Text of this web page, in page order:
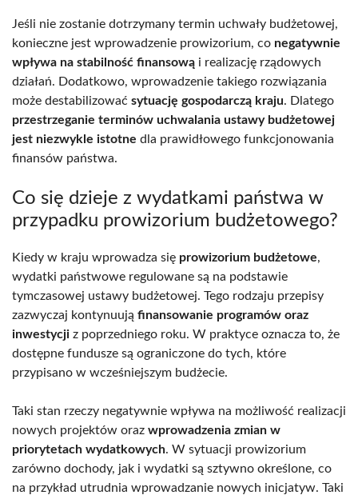
Jeśli nie zostanie dotrzymany termin uchwały budżetowej,
konieczne jest wprowadzenie prowizorium, co negatywnie
wpływa na stabilność finansową i realizację rządowych
działań. Dodatkowo, wprowadzenie takiego rozwiązania
może destabilizować sytuację gospodarczą kraju. Dlatego
przestrzeganie terminów uchwalania ustawy budżetowej
jest niezwykle istotne dla prawidłowego funkcjonowania
finansów państwa.
Co się dzieje z wydatkami państwa w
przypadku prowizorium budżetowego?
Kiedy w kraju wprowadza się prowizorium budżetowe,
wydatki państwowe regulowane są na podstawie
tymczasowej ustawy budżetowej. Tego rodzaju przepisy
zazwyczaj kontynuują finansowanie programów oraz
inwestycji z poprzedniego roku. W praktyce oznacza to, że
dostępne fundusze są ograniczone do tych, które
przypisano w wcześniejszym budżecie.
Taki stan rzeczy negatywnie wpływa na możliwość realizacji
nowych projektów oraz wprowadzenia zmian w
priorytetach wydatkowych. W sytuacji prowizorium
zarówno dochody, jak i wydatki są sztywno określone, co
na przykład utrudnia wprowadzanie nowych inicjatyw. Taki